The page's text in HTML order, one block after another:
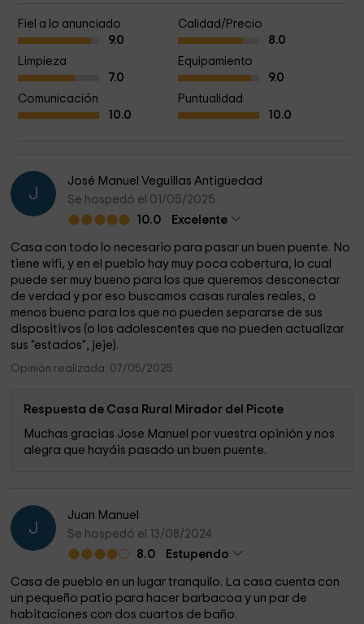
Fiel a lo anunciado
9.0
Calidad/Precio
8.0
Limpieza
7.0
Equipamiento
9.0
Comunicación
10.0
Puntualidad
10.0
J
José Manuel Veguillas Antigüedad
Se hospedó el 01/05/2025
10.0
Excelente
Casa con todo lo necesario para pasar un buen puente. No
tiene wifi, y en el pueblo hay muy poca cobertura, lo cual
puede ser muy bueno para los que queremos desconectar
de verdad y por eso buscamos casas rurales reales, o
menos bueno para los que no pueden separarse de sus
dispositivos (o los adolescentes que no pueden actualizar
sus "estados", jeje).
Opinión realizada: 07/05/2025
Respuesta de Casa Rural Mirador del Picote
Muchas gracias Jose Manuel por vuestra opinión y nos
alegra que hayáis pasado un buen puente.
J
Juan Manuel
Se hospedó el 13/08/2024
8.0
Estupendo
Casa de pueblo en un lugar tranquilo. La casa cuenta con
un pequeño patio para hacer barbacoa y un par de
habitaciones con dos cuartos de baño.